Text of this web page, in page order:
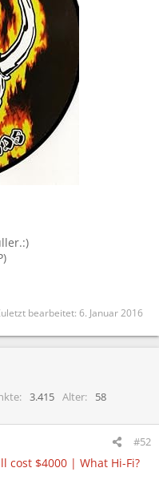
bearbeitet: 6. Januar 2016
3.415 Alter
58
#52
cost $4000 | What Hi-Fi?